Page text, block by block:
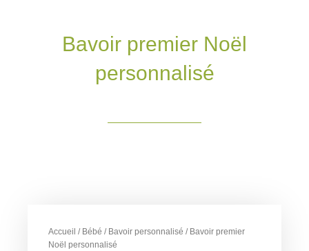
Bavoir premier Noël
personnalisé
Accueil / Bébé / Bavoir personnalisé / Bavoir premier
Noël personnalisé